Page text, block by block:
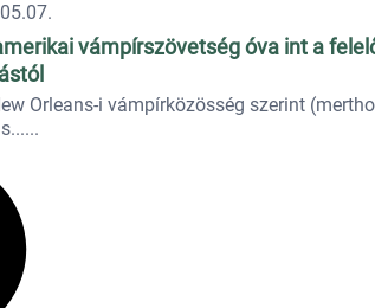
vámpírszövetség óva int a
Orleans-i vámpírközösség szerint